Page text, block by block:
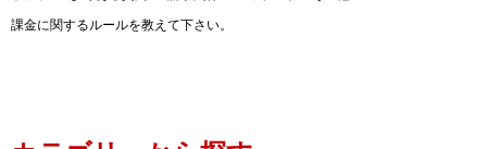
課金に関するルールを教えて下さい。